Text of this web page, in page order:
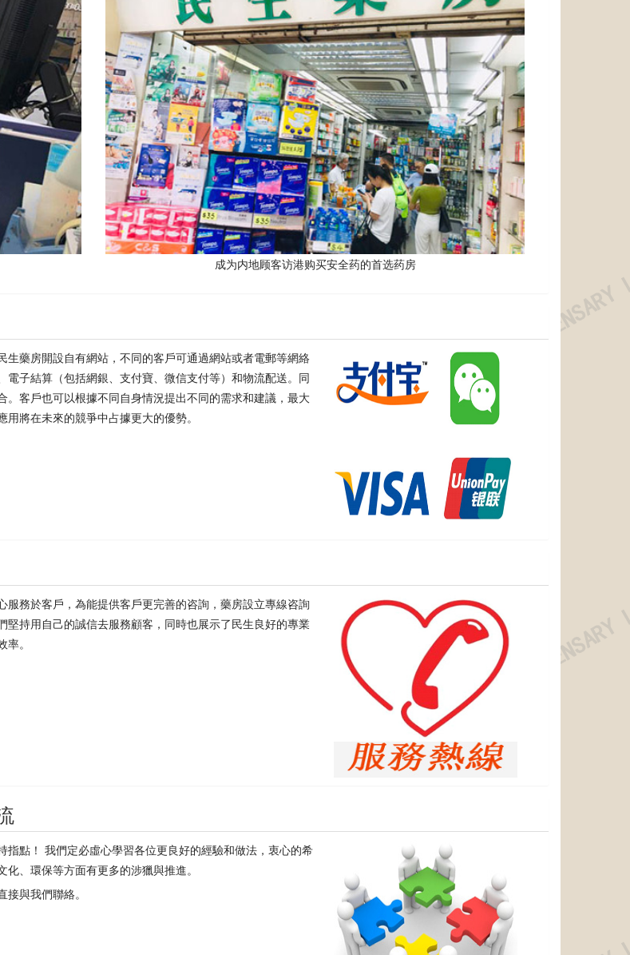
成为内地顾客访港购买安全药的首选药房
藥房開設自有網站，不同的客戶可通過網站或者電郵等網絡
子結算（包括網銀、支付寶、微信支付等）和物流配送。同
客戶也可以根據不同自身情況提出不同的需求和建議，最大
將在未來的競爭中占據更大的優勢。
務於客戶，為能提供客戶更完善的咨詢，藥房設立專線咨詢
持用自己的誠信去服務顧客，同時也展示了民生良好的專業
。
點！ 我們定必虛心學習各位更良好的經驗和做法，衷心的希
、環保等方面有更多的涉獵與推進。
與我們聯絡。